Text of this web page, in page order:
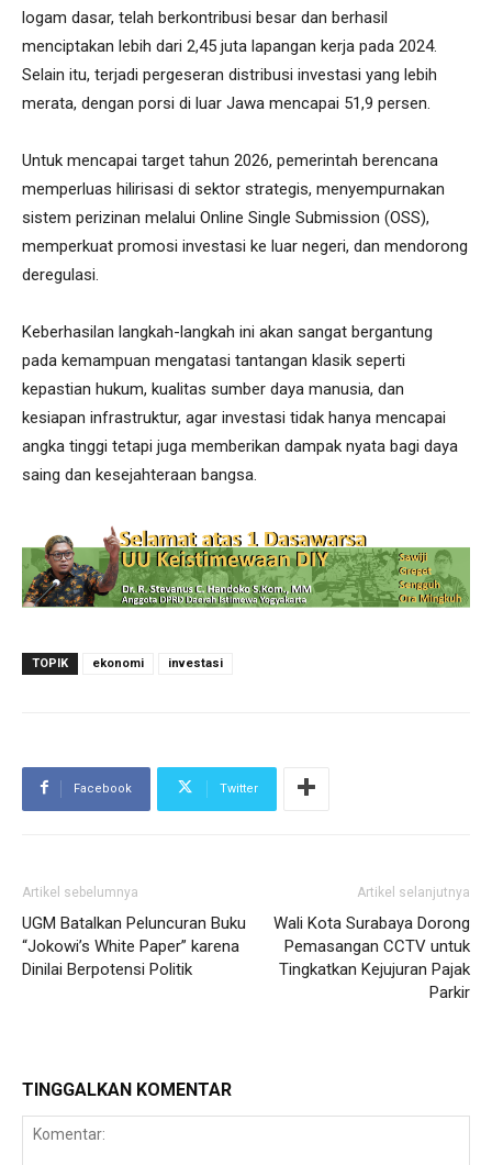
logam dasar, telah berkontribusi besar dan berhasil
menciptakan lebih dari 2,45 juta lapangan kerja pada 2024.
Selain itu, terjadi pergeseran distribusi investasi yang lebih
merata, dengan porsi di luar Jawa mencapai 51,9 persen.
Untuk mencapai target tahun 2026, pemerintah berencana
memperluas hilirisasi di sektor strategis, menyempurnakan
sistem perizinan melalui Online Single Submission (OSS),
memperkuat promosi investasi ke luar negeri, dan mendorong
deregulasi.
Keberhasilan langkah-langkah ini akan sangat bergantung
pada kemampuan mengatasi tantangan klasik seperti
kepastian hukum, kualitas sumber daya manusia, dan
kesiapan infrastruktur, agar investasi tidak hanya mencapai
angka tinggi tetapi juga memberikan dampak nyata bagi daya
saing dan kesejahteraan bangsa.
TOPIK ekonomi investasi
Facebook Twitter
Artikel sebelumnya
UGM Batalkan Peluncuran Buku
“Jokowi’s White Paper” karena
Dinilai Berpotensi Politik
Artikel selanjutnya
Wali Kota Surabaya Dorong
Pemasangan CCTV untuk
Tingkatkan Kejujuran Pajak
Parkir
TINGGALKAN KOMENTAR